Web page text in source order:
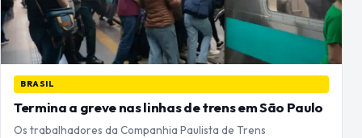
BRASIL
Termina a greve nas linhas de trens em São Paulo
Os trabalhadores da Companhia Paulista de Trens